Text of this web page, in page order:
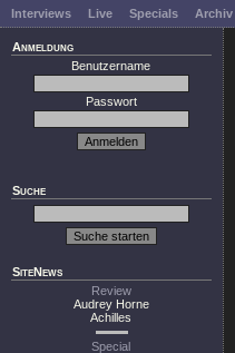
Interviews
Live Specials Archiv
Anmeldung
Benutzername
Passwort
Suche
SiteNews
Review
Audrey Horne
Achilles
Special